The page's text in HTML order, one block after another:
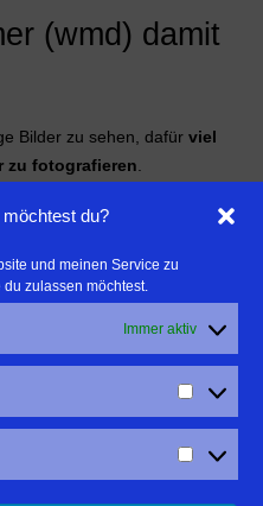
du?
und meinen Service zu
zulassen möchtest.
Immer aktiv
(wmd) damit
Bilder zu sehen, dafür viel
zu fotografieren.